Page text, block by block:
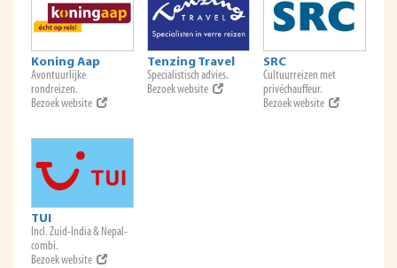
Koning Aap
Avontuurlijke
rondreizen.
Bezoek website
Tenzing Travel
Specialistisch advies.
Bezoek website
SRC
Cultuurreizen met
privéchauffeur.
Bezoek website
TUI
Incl. Zuid-India & Nepal-
combi.
Bezoek website